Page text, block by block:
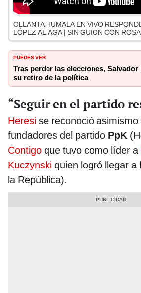
OLLANTA HUMALA EN VIVO
LÓPEZ ALIAGA | SIN GUION CON
PUEDES VER
Tras perder las elecciones, Salvador
su retiro de la política
“Seguir en el partido
Heresi se reconoció
fundadores del partido PpK
Contigo que tuvo como líder a
Kuczynski quien logró llegar a
la República).